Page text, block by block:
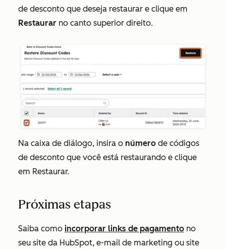
de desconto que deseja restaurar e clique em
Restaurar no canto superior direito.
Na caixa de diálogo, insira o número de códigos
de desconto que você está restaurando e clique
em Restaurar.
Próximas etapas
Saiba como incorporar links de pagamento no
seu site da HubSpot, e-mail de marketing ou site